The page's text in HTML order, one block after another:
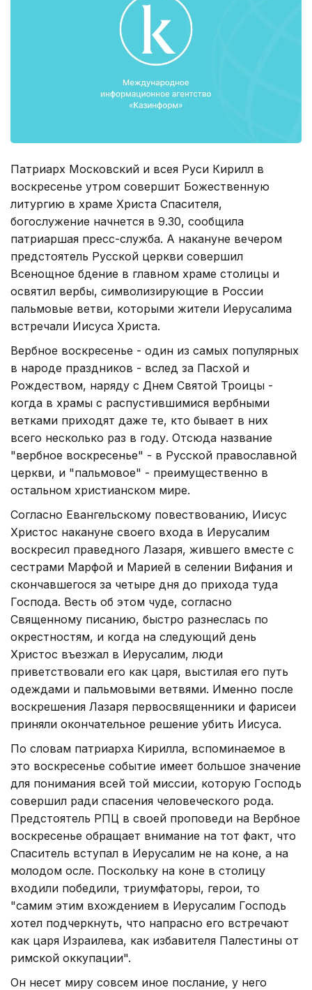
Патриарх Московский и всея Руси Кирилл в
воскресенье утром совершит Божественную
литургию в храме Христа Спасителя,
богослужение начнется в 9.30, сообщила
патриаршая пресс-служба. А накануне вечером
предстоятель Русской церкви совершил
Всенощное бдение в главном храме столицы и
освятил вербы, символизирующие в России
пальмовые ветви, которыми жители Иерусалима
встречали Иисуса Христа.
Вербное воскресенье - один из самых популярных
в народе праздников - вслед за Пасхой и
Рождеством, наряду с Днем Святой Троицы -
когда в храмы с распустившимися вербными
ветками приходят даже те, кто бывает в них
всего несколько раз в году. Отсюда название
"вербное воскресенье" - в Русской православной
церкви, и "пальмовое" - преимущественно в
остальном христианском мире.
Согласно Евангельскому повествованию, Иисус
Христос накануне своего входа в Иерусалим
воскресил праведного Лазаря, жившего вместе с
сестрами Марфой и Марией в селении Вифания и
скончавшегося за четыре дня до прихода туда
Господа. Весть об этом чуде, согласно
Священному писанию, быстро разнеслась по
окрестностям, и когда на следующий день
Христос въезжал в Иерусалим, люди
приветствовали его как царя, выстилая его путь
одеждами и пальмовыми ветвями. Именно после
воскрешения Лазаря первосвященники и фарисеи
приняли окончательное решение убить Иисуса.
По словам патриарха Кирилла, вспоминаемое в
это воскресенье событие имеет большое значение
для понимания всей той миссии, которую Господь
совершил ради спасения человеческого рода.
Предстоятель РПЦ в своей проповеди на Вербное
воскресенье обращает внимание на тот факт, что
Спаситель вступал в Иерусалим не на коне, а на
молодом осле. Поскольку на коне в столицу
входили победили, триумфаторы, герои, то
"самим этим вхождением в Иерусалим Господь
хотел подчеркнуть, что напрасно его встречают
как царя Израилева, как избавителя Палестины от
римской оккупации".
Он несет миру совсем иное послание, у него